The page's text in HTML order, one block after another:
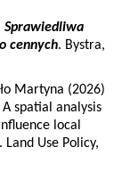
Sprawiedliwa
cennych. Bystra,
Martyna (2026)
spatial analysis
local
Use Policy,